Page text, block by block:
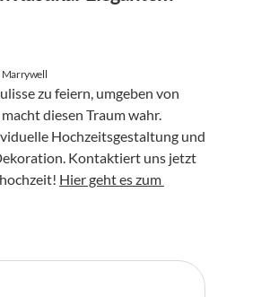
Marrywell
zu feiern, umgeben von
diesen Traum wahr.
Hochzeitsgestaltung und
Kontaktiert uns jetzt
Hier geht es zum